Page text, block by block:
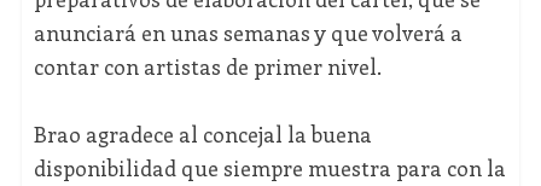
anunciará en unas semanas y que volverá a
contar con artistas de primer nivel.
Brao agradece al concejal la buena
disponibilidad que siempre muestra para con la